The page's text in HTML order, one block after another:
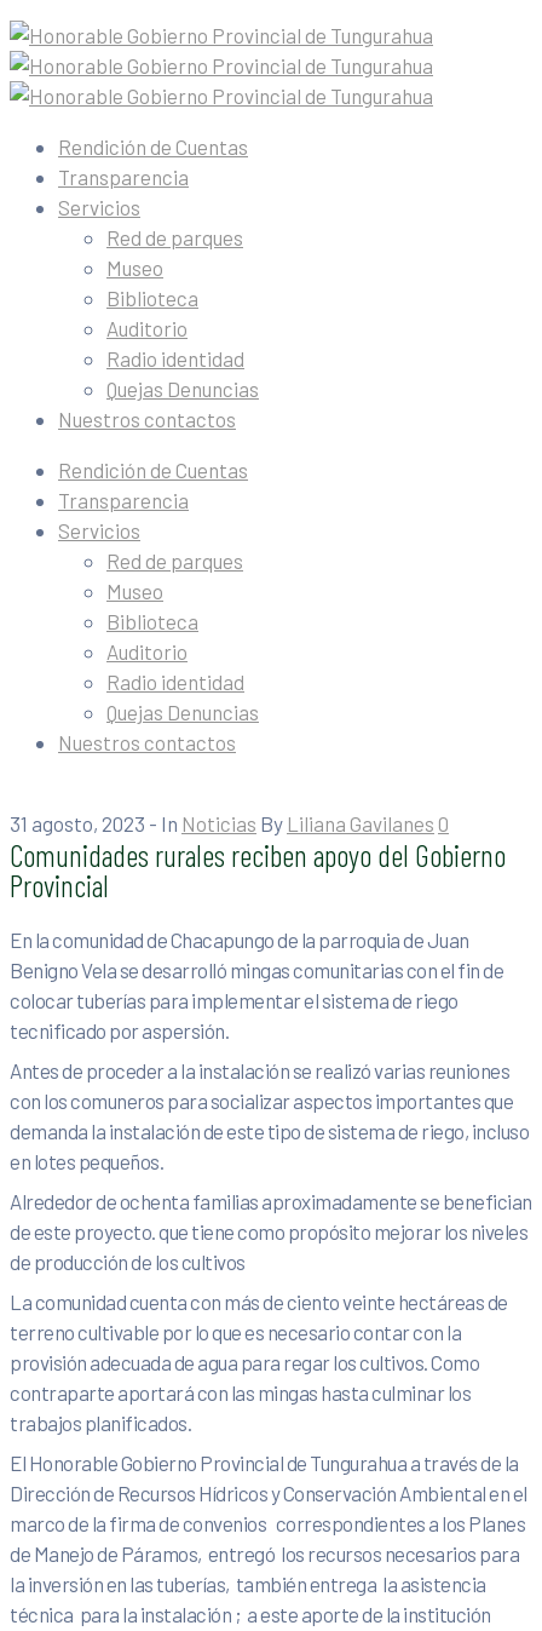
Rendición de Cuentas
Transparencia
Servicios
Red de parques
Museo
Biblioteca
Auditorio
Radio identidad
Quejas Denuncias
Nuestros contactos
Rendición de Cuentas
Transparencia
Servicios
Red de parques
Museo
Biblioteca
Auditorio
Radio identidad
Quejas Denuncias
Nuestros contactos
31 agosto, 2023 - In Noticias By Liliana Gavilanes 0
Comunidades rurales reciben apoyo del Gobierno
Provincial
En la comunidad de Chacapungo de la parroquia de Juan
Benigno Vela se desarrolló mingas comunitarias con el fin de
colocar tuberías para implementar el sistema de riego
tecnificado por aspersión.
Antes de proceder a la instalación se realizó varias reuniones
con los comuneros para socializar aspectos importantes que
demanda la instalación de este tipo de sistema de riego, incluso
en lotes pequeños.
Alrededor de ochenta familias aproximadamente se benefician
de este proyecto. que tiene como propósito mejorar los niveles
de producción de los cultivos
La comunidad cuenta con más de ciento veinte hectáreas de
terreno cultivable por lo que es necesario contar con la
provisión adecuada de agua para regar los cultivos. Como
contraparte aportará con las mingas hasta culminar los
trabajos planificados.
El Honorable Gobierno Provincial de Tungurahua a través de la
Dirección de Recursos Hídricos y Conservación Ambiental en el
marco de la firma de convenios correspondientes a los Planes
de Manejo de Páramos, entregó los recursos necesarios para
la inversión en las tuberías, también entrega la asistencia
técnica para la instalación ; a este aporte de la institución